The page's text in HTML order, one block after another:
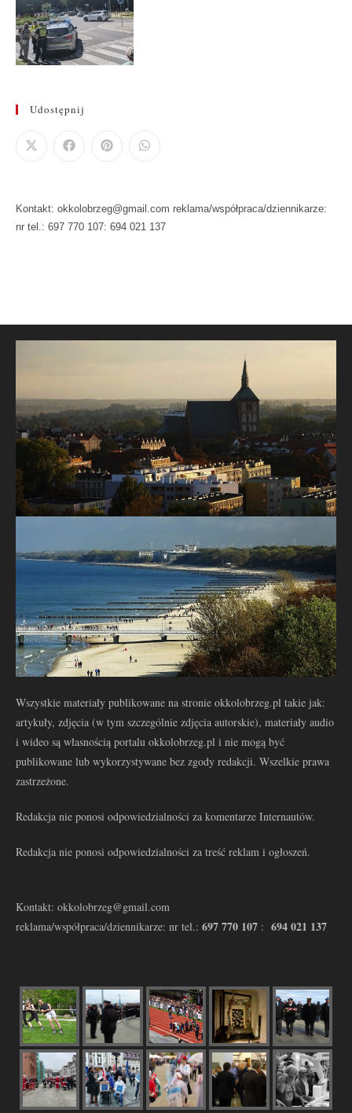
Udostępnij
Kontakt: okkolobrzeg@gmail.com reklama/współpraca/dziennikarze:
nr tel.: 697 770 107: 694 021 137
Wszystkie materiały publikowane na stronie okkolobrzeg.pl takie jak:
artykuły, zdjęcia (w tym szczególnie zdjęcia autorskie), materiały audio
i wideo są własnością portalu okkolobrzeg.pl i nie mogą być
publikowane lub wykorzystywane bez zgody redakcji. Wszelkie prawa
zastrzeżone.
Redakcja nie ponosi odpowiedzialności za komentarze Internautów.
Redakcja nie ponosi odpowiedzialności za treść reklam i ogłoszeń.
Kontakt: okkolobrzeg@gmail.com
reklama/współpraca/dziennikarze: nr tel.: 697 770 107 : 694 021 137